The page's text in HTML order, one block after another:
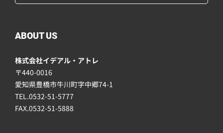
ABOUT US
株式会社イデアル・アトレ
〒440-0016
愛知県豊橋市牛川町字中郷74-1
TEL.0532-51-5777
FAX.0532-51-5888